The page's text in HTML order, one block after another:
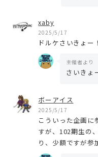
xaby
2025/5/17
ドルケさいきょー！
主催者より
さいきょ
ボーアイス
2025/5/17
こういった企画に
すが、102期生の
り、少額ですが参